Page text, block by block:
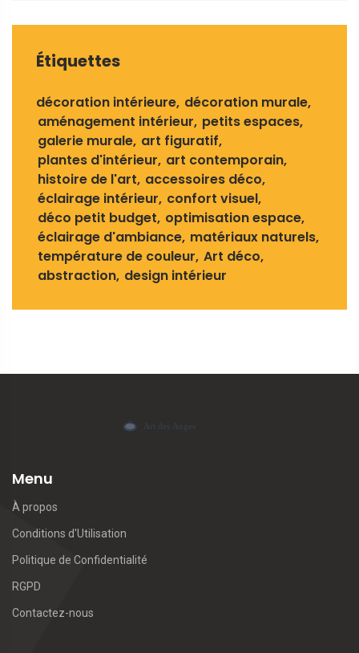
Étiquettes
décoration intérieure décoration murale
aménagement intérieur petits espaces
galerie murale art figuratif
plantes d'intérieur art contemporain
histoire de l'art accessoires déco
éclairage intérieur confort visuel
déco petit budget optimisation espace
éclairage d'ambiance matériaux naturels
température de couleur Art déco
abstraction design intérieur
Menu
À propos
Conditions d'Utilisation
Politique de Confidentialité
RGPD
Contactez-nous